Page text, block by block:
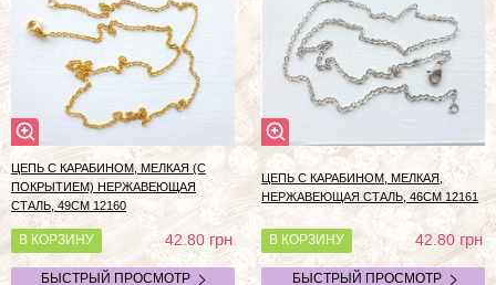
ЦЕПЬ С КАРАБИНОМ, МЕЛКАЯ (С
ПОКРЫТИЕМ) НЕРЖАВЕЮЩАЯ
СТАЛЬ, 49СМ 12160
В КОРЗИНУ 42.80грн
БЫСТРЫЙ ПРОСМОТР
ЦЕПЬ С КАРАБИНОМ, МЕЛКАЯ,
НЕРЖАВЕЮЩАЯ СТАЛЬ, 46СМ 12161
В КОРЗИНУ 42.80грн
БЫСТРЫЙ ПРОСМОТР